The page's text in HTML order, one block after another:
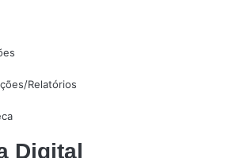
Relatórios
Digital